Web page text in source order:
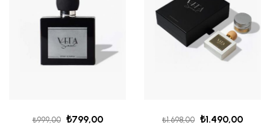
₺999,00 ₺799,00 ₺1.698,00 ₺1.490,00